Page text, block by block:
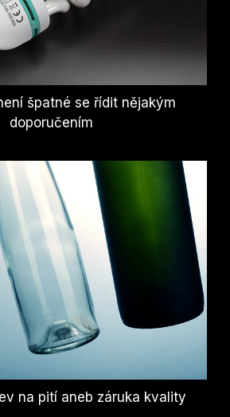
špatné se řídit nějakým
doporučením
na pití aneb záruka kvality